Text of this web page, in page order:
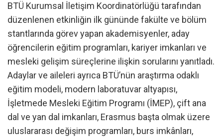
BTÜ Kurumsal İletişim Koordinatörlüğü tarafından
düzenlenen etkinliğin ilk gününde fakülte ve bölüm
stantlarında görev yapan akademisyenler, aday
öğrencilerin eğitim programları, kariyer imkanları ve
mesleki gelişim süreçlerine ilişkin sorularını yanıtladı.
Adaylar ve aileleri ayrıca BTÜ’nün araştırma odaklı
eğitim modeli, modern laboratuvar altyapısı,
İşletmede Mesleki Eğitim Programı (İMEP), çift ana
dal ve yan dal imkanları, Erasmus başta olmak üzere
uluslararası değişim programları, burs imkânları,